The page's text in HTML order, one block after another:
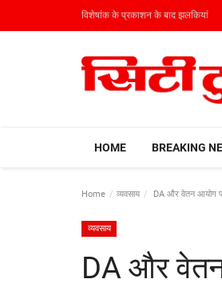
विशेषांक के प्रकाशन के बाद झलकियां
HOME BREAKING
Home व्यवसाय DA और वेतन आयोग पर
व्यवसाय
DA और वेतन